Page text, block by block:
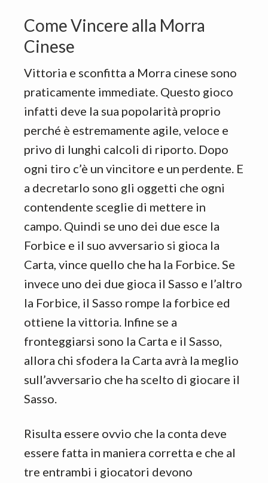
Come Vincere alla Morra
Cinese
Vittoria e sconfitta a Morra cinese sono
praticamente immediate. Questo gioco
infatti deve la sua popolarità proprio
perché è estremamente agile, veloce e
privo di lunghi calcoli di riporto. Dopo
ogni tiro c’è un vincitore e un perdente. E
a decretarlo sono gli oggetti che ogni
contendente sceglie di mettere in
campo. Quindi se uno dei due esce la
Forbice e il suo avversario si gioca la
Carta, vince quello che ha la Forbice. Se
invece uno dei due gioca il Sasso e l’altro
la Forbice, il Sasso rompe la forbice ed
ottiene la vittoria. Infine se a
fronteggiarsi sono la Carta e il Sasso,
allora chi sfodera la Carta avrà la meglio
sull’avversario che ha scelto di giocare il
Sasso.
Risulta essere ovvio che la conta deve
essere fatta in maniera corretta e che al
tre entrambi i giocatori devono